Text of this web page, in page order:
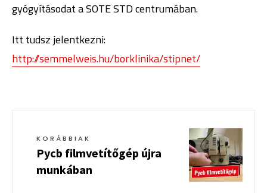
gyógyításodat a SOTE STD centrumában.
Itt tudsz jelentkezni:
http://semmelweis.hu/borklinika/stipnet/
KORÁBBIAK
Pycb filmvetítőgép újra
munkában